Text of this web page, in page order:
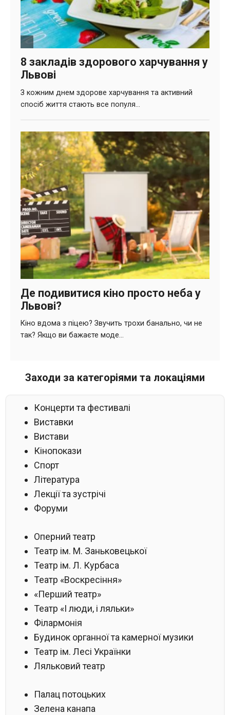
Заходи за категоріями та локаціями
Концерти та фестивалі
Виставки
Вистави
Кінопокази
Спорт
Література
Лекції та зустрічі
Форуми
Оперний театр
Театр ім. М. Заньковецької
Театр ім. Л. Курбаса
Театр «Воскресіння»
«Перший театр»
Театр «І люди, і ляльки»
Філармонія
Будинок органної та камерної музики
Театр ім. Лесі Українки
Ляльковий театр
Палац потоцьких
Зелена канапа